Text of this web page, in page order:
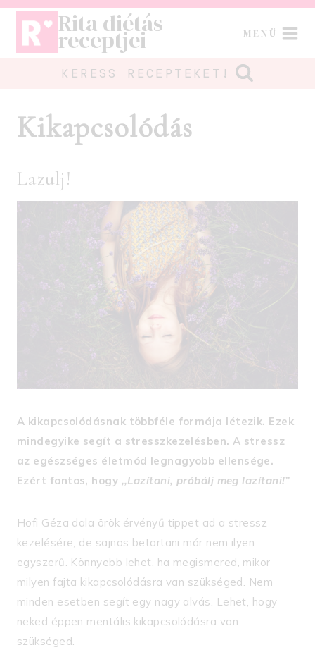
Skip
content
Rita diétás
receptjei MENÜ
KERESS RECEPTEKET!
Kikapcsolódás
Lazulj!
A kikapcsolódásnak többféle formája létezik. Ezek
mindegyike segít a stresszkezelésben. A stressz
az egészséges életmód legnagyobb ellensége.
Ezért fontos, hogy ,,Lazítani, próbálj meg lazítani!”
Hofi Géza dala örök érvényű tippet ad a stressz
kezelésére, de sajnos betartani már nem ilyen
egyszerű. Könnyebb lehet, ha megismered, mikor
milyen fajta kikapcsolódásra van szükséged. Nem
minden esetben segít egy nagy alvás. Lehet, hogy
neked éppen mentális kikapcsolódásra van
szükséged.